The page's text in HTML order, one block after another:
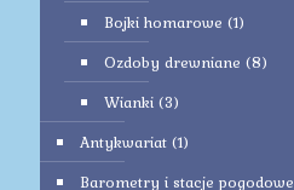
Bojki homarowe (1)
Ozdoby drewniane (8)
Wianki (3)
Antykwariat (1)
Barometry i stacje pogodowe